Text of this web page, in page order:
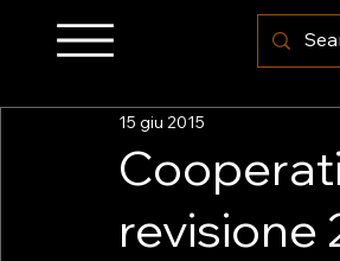
revisione
15 giu 2015